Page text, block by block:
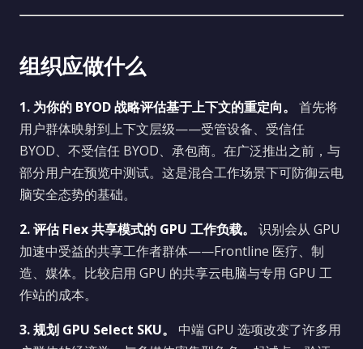
组织应做什么
1. 为你的 BYOD 战略评估基于上下文的重定向。
首先将
用户群体映射到上下文层级——受管设备、受信任
BYOD、不受信任 BYOD、承包商。在广泛推出之前，与
部分用户在预览中测试。这是混合工作场景下可防御云电
脑安全态势的基础。
2. 评估 Flex 共享模式的 GPU 工作负载。
识别会从 GPU
加速中受益的共享工作者群体——Frontline 医疗、制
造、媒体。比较启用 GPU 的共享云电脑与专用 GPU 工
作站的成本。
3. 规划 GPU Select SKU。
中端 GPU 选项改变了许多用